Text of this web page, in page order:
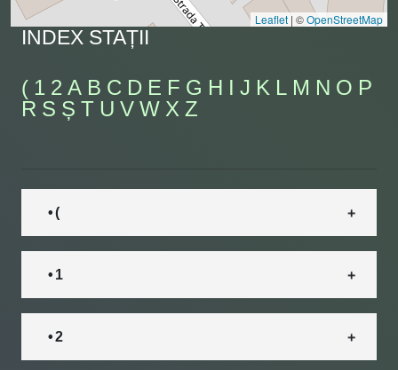
Leaflet | ©OpenStreetMap
INDEX STAȚII
( 1 2 A B C D E F G H I J K L M N O P
R S Ș T U V W X Z
• (
• 1
• 2